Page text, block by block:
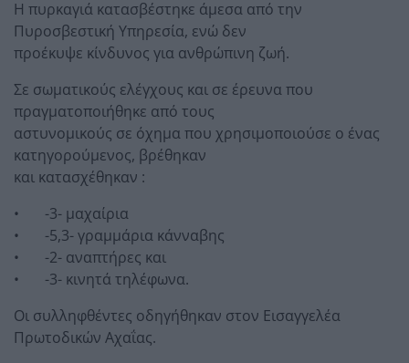
Η πυρκαγιά κατασβέστηκε άμεσα από την
Πυροσβεστική Υπηρεσία, ενώ δεν
προέκυψε κίνδυνος για ανθρώπινη ζωή.
Σε σωματικούς ελέγχους και σε έρευνα που
πραγματοποιήθηκε από τους
αστυνομικούς σε όχημα που χρησιμοποιούσε ο ένας
κατηγορούμενος, βρέθηκαν
και κατασχέθηκαν :
• -3- μαχαίρια
• -5,3- γραμμάρια κάνναβης
• -2- αναπτήρες και
• -3- κινητά τηλέφωνα.
Οι συλληφθέντες οδηγήθηκαν στον Εισαγγελέα
Πρωτοδικών Αχαΐας.